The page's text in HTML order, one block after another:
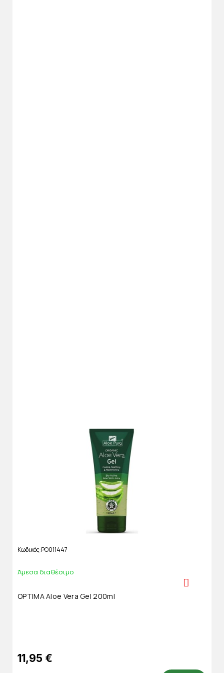
Κωδικός PO011447
Άμεσα διαθέσιμο
OPTIMA Aloe Vera Gel 200ml
11,95 €